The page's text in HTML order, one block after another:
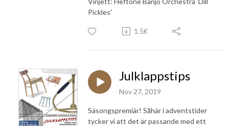
Pickles'
1.5K
Julklappstips
Nov 27, 2019
Säsongspremiär! Såhär i adventstider
tycker vi att det är passande med ett